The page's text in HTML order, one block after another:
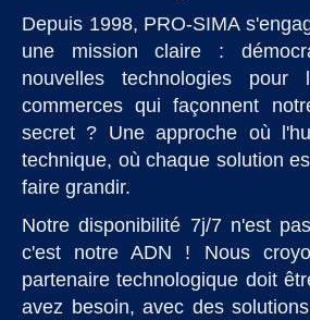
Depuis 1998, PRO-SIMA
une mission claire :
nouvelles technologies pour
commerces qui façonnent
secret ? Une approche où
technique, où chaque solution
faire grandir.
Notre disponibilité 7j/7 n'est
c'est notre ADN ! Nous
partenaire technologique doit
avez besoin, avec des